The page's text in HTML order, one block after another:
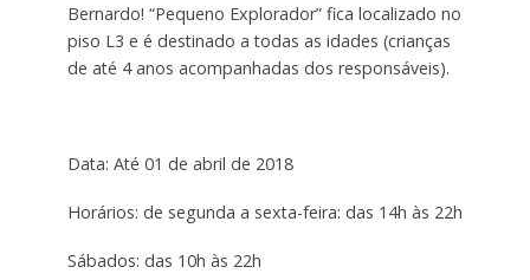
Bernardo! “Pequeno Explorador” fica localizado no
piso L3 e é destinado a todas as idades (crianças
de até 4 anos acompanhadas dos responsáveis).
Data: Até 01 de abril de 2018
Horários: de segunda a sexta-feira: das 14h às 22h
Sábados: das 10h às 22h